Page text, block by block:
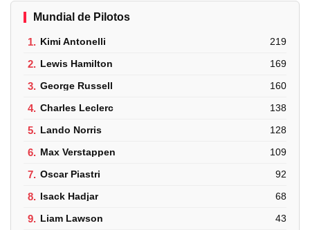
Mundial de Pilotos
1. Kimi Antonelli 219
2. Lewis Hamilton 169
3. George Russell 160
4. Charles Leclerc 138
5. Lando Norris 128
6. Max Verstappen 109
7. Oscar Piastri 92
8. Isack Hadjar 68
9. Liam Lawson 43